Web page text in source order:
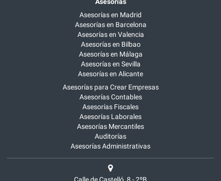
Asesorías
Asesorías en Madrid
Asesorías en Barcelona
Asesorías en Valencia
Asesorías en Bilbao
Asesorías en Málaga
Asesorías en Sevilla
Asesorías en Alicante
Asesorías para Crear Empresas
Asesorías Contables
Asesorías Fiscales
Asesorías Laborales
Asesorías Mercantiles
Auditorías
Asesorías Administrativas